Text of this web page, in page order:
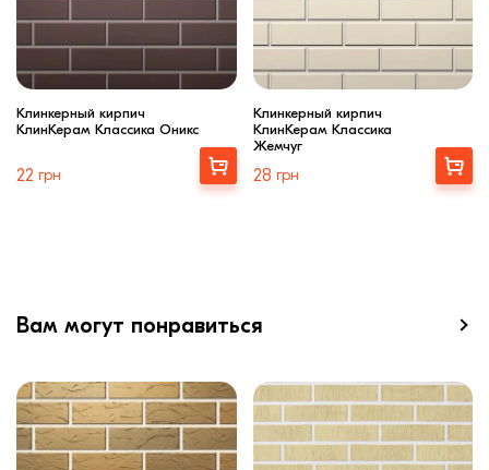
Клинкерный кирпич
КлинКерам Классика Оникс
22 грн
Выбрать
Клинкерный кирпич
КлинКерам Классика
Жемчуг
28 грн
Выбрать
Вам могут понравиться